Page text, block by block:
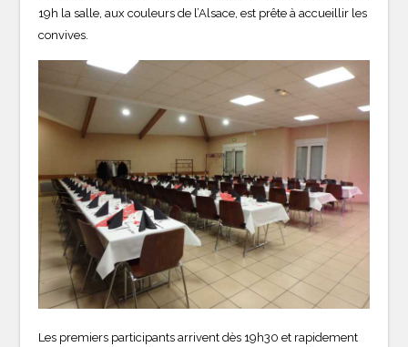
19h la salle, aux couleurs de l’Alsace, est prête à accueillir les
convives.
Les premiers participants arrivent dès 19h30 et rapidement